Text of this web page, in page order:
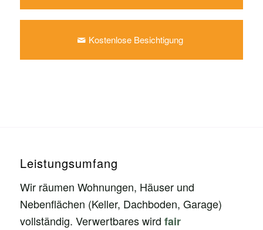
Kostenlose Besichtigung
Leistungsumfang
Wir räumen Wohnungen, Häuser und
Nebenflächen (Keller, Dachboden, Garage)
vollständig. Verwertbares wird fair